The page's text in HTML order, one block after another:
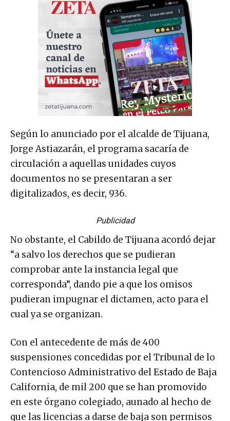
Según lo anunciado por el alcalde de Tijuana,
Jorge Astiazarán, el programa sacaría de
circulación a aquellas unidades cuyos
documentos no se presentaran a ser
digitalizados, es decir, 936.
Publicidad
No obstante, el Cabildo de Tijuana acordó dejar
“a salvo los derechos que se pudieran
comprobar ante la instancia legal que
corresponda”, dando pie a que los omisos
pudieran impugnar el dictamen, acto para el
cual ya se organizan.
Con el antecedente de más de 400
suspensiones concedidas por el Tribunal de lo
Contencioso Administrativo del Estado de Baja
California, de mil 200 que se han promovido
en este órgano colegiado, aunado al hecho de
que las licencias a darse de baja son permisos